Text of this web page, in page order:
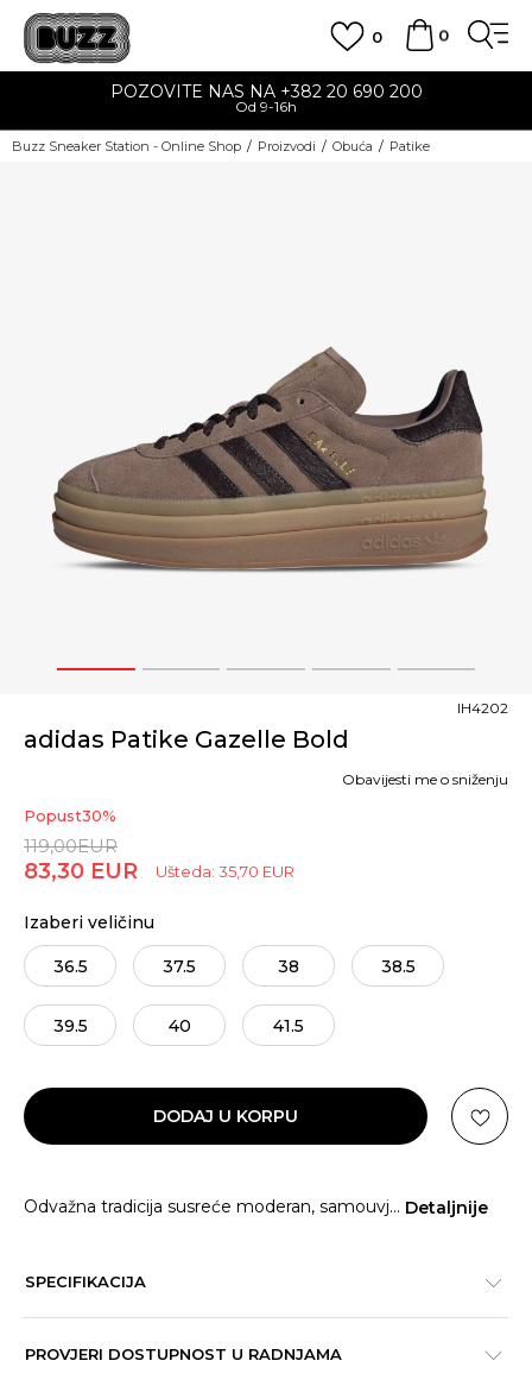
0
0
POZOVITE NAS NA +382 20 690 200
Od 9-16h
Buzz Sneaker Station - Online Shop Proizvodi Obuća Patike
1 2 3 4 5
adidas Patike Gazelle Bold
IH4202
Popust30%
119,00EUR
83,30 EUR Ušteda: 35,70 EUR
Obavijesti me o sniženju
Izaberi veličinu
36.5 37.5 38 38.5
39.5 40 41.5
DODAJ U KORPU
Odvažna tradicija susreće moderan, samouvj... Detaljnije
SPECIFIKACIJA
PROVJERI DOSTUPNOST U RADNJAMA